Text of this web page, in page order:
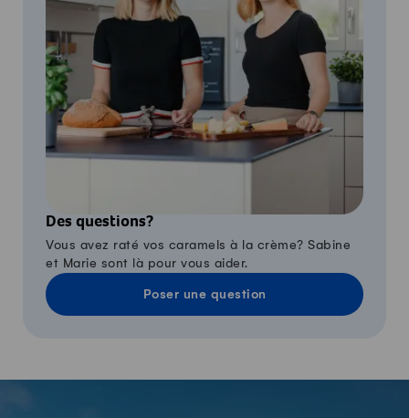
Des questions?
Vous avez raté vos caramels à la crème? Sabine
et Marie sont là pour vous aider.
Poser une question